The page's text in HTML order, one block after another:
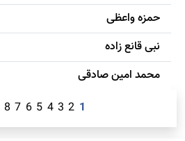
حمزه واعظی
نبی قانع زاده
محمد امين صادقی
1
2
3
4
5
6
7
8